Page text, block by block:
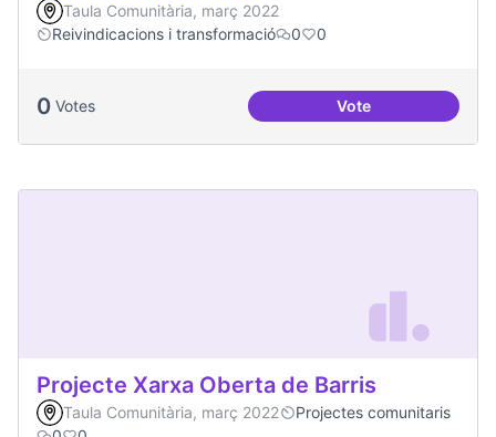
Taula Comunitària, març 2022
Reivindicacions i transformació
0 0
0 Votes VoteOci per a la gent
Projecte Xarxa Oberta de Barris
Taula Comunitària, març 2022
Projectes comunitaris